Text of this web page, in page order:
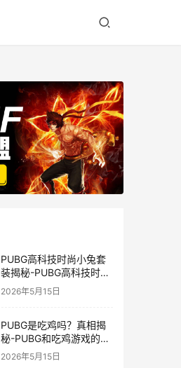
PUBG高科技时尚小兔套
装揭秘-PUBG高科技时尚
小兔套装的潮流与科技结
2026年5月15日
PUBG是吃鸡吗？真相揭
秘-PUBG和吃鸡游戏的区
别与联系
2026年5月15日